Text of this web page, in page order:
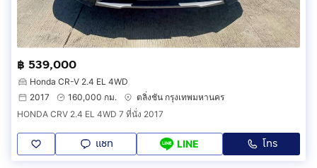
฿ 539,000
Honda CR-V 2.4 EL 4WD
2017
160,000 กม.
ตลิ่งชัน กรุงเทพมหานคร
HONDA CRV 2.4 EL 4WD 7 ที่นั่ง 2017
แชท LINE โทร